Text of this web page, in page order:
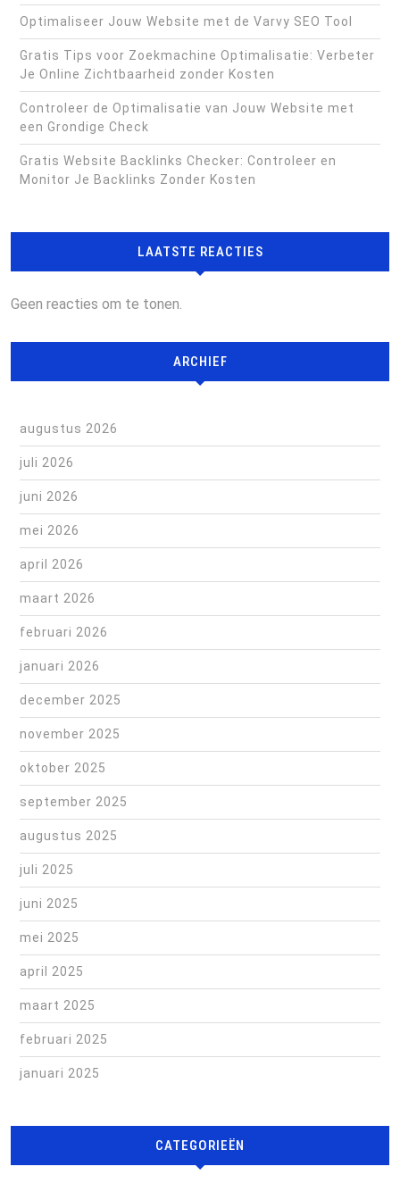
Optimaliseer Jouw Website met de Varvy SEO Tool
Gratis Tips voor Zoekmachine Optimalisatie: Verbeter
Je Online Zichtbaarheid zonder Kosten
Controleer de Optimalisatie van Jouw Website met
een Grondige Check
Gratis Website Backlinks Checker: Controleer en
Monitor Je Backlinks Zonder Kosten
LAATSTE REACTIES
Geen reacties om te tonen.
ARCHIEF
augustus 2026
juli 2026
juni 2026
mei 2026
april 2026
maart 2026
februari 2026
januari 2026
december 2025
november 2025
oktober 2025
september 2025
augustus 2025
juli 2025
juni 2025
mei 2025
april 2025
maart 2025
februari 2025
januari 2025
CATEGORIEËN